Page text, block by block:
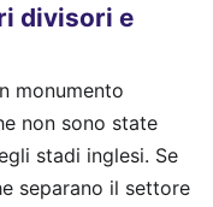
divisori e
monumento
non sono state
stadi inglesi. Se
separano il settore